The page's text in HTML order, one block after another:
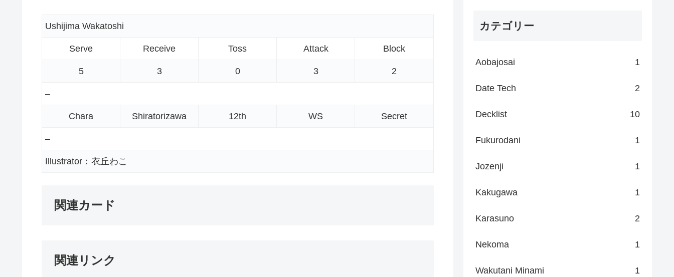
Ushijima Wakatoshi
Serve Receive Toss Attack Block
5 3 0 3 2
–
Chara Shiratorizawa 12th WS Secret
–
Illustrator：衣丘わこ
関連カード
関連リンク
カテゴリー
Aobajosai 1
Date Tech 2
Decklist 10
Fukurodani 1
Jozenji 1
Kakugawa 1
Karasuno 2
Nekoma 1
Wakutani Minami 1